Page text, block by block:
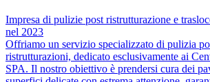
Impresa di pulizie post ristrutturazione e
nel 2023
Offriamo un servizio specializzato di pulizia
ristrutturazioni, dedicato esclusivamente ai
SPA. Il nostro obiettivo è prendersi cura dei